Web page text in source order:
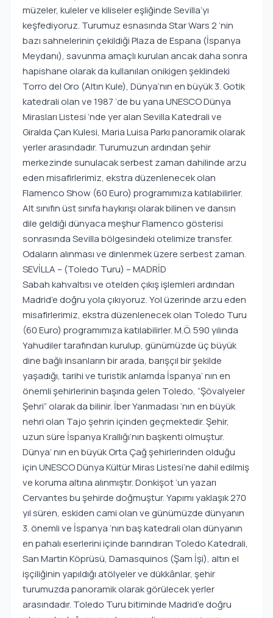
müzeler, kuleler ve kiliseler eşliğinde Sevilla’yı
keşfediyoruz. Turumuz esnasında Star Wars 2 ‘nin
bazı sahnelerinin çekildiği Plaza de Espana (İspanya
Meydanı), savunma amaçlı kurulan ancak daha sonra
hapishane olarak da kullanılan onikigen şeklindeki
Torro del Oro (Altın Kule), Dünya’nın en büyük 3. Gotik
katedrali olan ve 1987 ‘de bu yana UNESCO Dünya
Mirasları Listesi ‘nde yer alan Sevilla Katedrali ve
Giralda Çan Kulesi, Maria Luisa Parkı panoramik olarak
yerler arasındadır. Turumuzun ardından şehir
merkezinde sunulacak serbest zaman dahilinde arzu
eden misafirlerimiz, ekstra düzenlenecek olan
Flamenco Show (60 Euro) programımıza katılabilirler.
Alt sınıfın üst sınıfa haykırışı olarak bilinen ve dansın
dile geldiği dünyaca meşhur Flamenco gösterisi
sonrasında Sevilla bölgesindeki otelimize transfer.
Odaların alınması ve dinlenmek üzere serbest zaman.
SEVİLLA – (Toledo Turu) – MADRİD
Sabah kahvaltısı ve otelden çıkış işlemleri ardından
Madrid’e doğru yola çıkıyoruz. Yol üzerinde arzu eden
misafirlerimiz, ekstra düzenlenecek olan Toledo Turu
(60 Euro) programımıza katılabilirler. M.Ö. 590 yılında
Yahudiler tarafından kurulup, günümüzde üç büyük
dine bağlı insanların bir arada, barışçıl bir şekilde
yaşadığı, tarihi ve turistik anlamda İspanya’ nın en
önemli şehirlerinin başında gelen Toledo, “Şövalyeler
Şehri” olarak da bilinir. İber Yarımadası ‘nın en büyük
nehri olan Tajo şehrin içinden geçmektedir. Şehir,
uzun süre İspanya Krallığı’nın başkenti olmuştur.
Dünya’ nın en büyük Orta Çağ şehirlerinden olduğu
için UNESCO Dünya Kültür Miras Listesi’ne dahil edilmiş
ve koruma altına alınmıştır. Donkişot ‘un yazarı
Cervantes bu şehirde doğmuştur. Yapımı yaklaşık 270
yıl süren, eskiden cami olan ve günümüzde dünyanın
3. önemli ve İspanya ‘nın baş katedrali olan dünyanın
en pahalı eserlerini içinde barındıran Toledo Katedrali,
San Martin Köprüsü, Damasquinos (Şam İşi), altın el
işçiliğinin yapıldığı atölyeler ve dükkânlar, şehir
turumuzda panoramik olarak görülecek yerler
arasındadır. Toledo Turu bitiminde Madrid’e doğru